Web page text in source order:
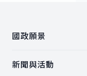
國政願景
新聞與活動